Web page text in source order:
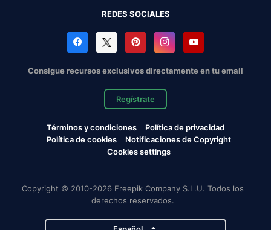
REDES SOCIALES
Consigue recursos exclusivos directamente en tu email
Regístrate
Términos y condiciones
Política de privacidad
Política de cookies
Notificaciones de Copyright
Cookies settings
Copyright © 2010-2026 Freepik Company S.L.U. Todos los
derechos reservados.